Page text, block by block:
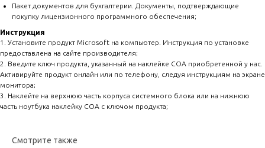
Пакет документов для бухгалтерии. Документы, подтверждающие
покупку лицензионного программного обеспечения;
Инструкция
1. Установите продукт Microsoft на компьютер. Инструкция по установке
предоставлена на сайте производителя;
2. Введите ключ продукта, указанный на наклейке COA приобретенной у нас.
Активируйте продукт онлайн или по телефону, следуя инструкциям на экране
монитора;
3. Наклейте на верхнюю часть корпуса системного блока или на нижнюю
часть ноутбука наклейку COA с ключом продукта;
Смотрите также